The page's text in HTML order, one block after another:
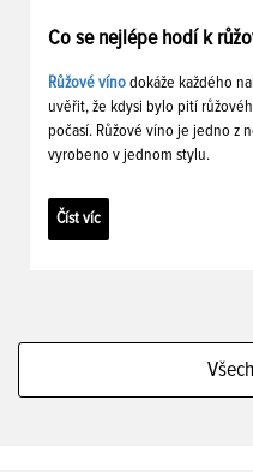
Co se nejlépe hodí k
Růžové víno dokáže každého
uvěřit, že kdysi bylo pití
počasí. Růžové víno je jedno z
vyrobeno v jednom stylu.
Číst víc